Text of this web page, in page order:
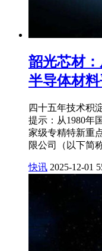
韶光芯材
半导体材
四十五年技术积
提示：从1980年
家级专精特新重
限公司（以下简
快讯 2025-12-01